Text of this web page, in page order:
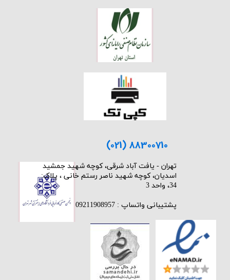
(021) 88300710
​تهران - یافت آباد شرقی، کوچه شهید جمشید
اسدیان، کوچه شهید ناصر رستم خانی ، پلاک:
34، واحد 3
پشتیبانی واتساپ : 09211908957